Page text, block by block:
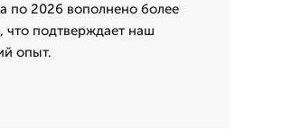
по 2026 вополнено более
что подтверждает наш
опыт.